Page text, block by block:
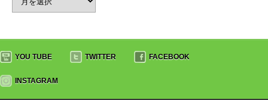
YOU TUBE TWITTER FACEBOOK
INSTAGRAM